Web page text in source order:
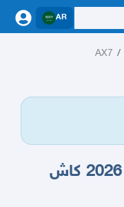
AR
/
AX7
دونج فينج ميج فل كامل 2026 كاش